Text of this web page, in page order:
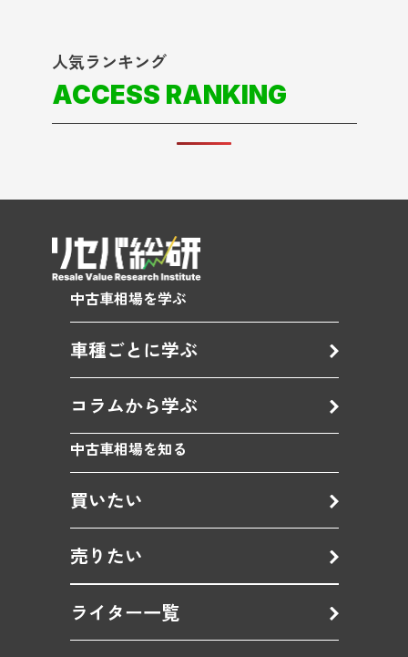
人気ランキング
ACCESS RANKING
中古車相場を学ぶ
車種ごとに学ぶ
コラムから学ぶ
中古車相場を知る
買いたい
売りたい
ライター一覧